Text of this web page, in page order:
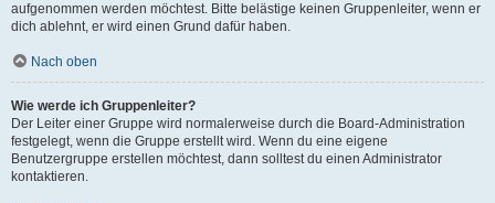
aufgenommen werden möchtest. Bitte belästige keinen Gruppenleiter, wenn er
dich ablehnt, er wird einen Grund dafür haben.
Nach oben
Wie werde ich Gruppenleiter?
Der Leiter einer Gruppe wird normalerweise durch die Board-Administration
festgelegt, wenn die Gruppe erstellt wird. Wenn du eine eigene
Benutzergruppe erstellen möchtest, dann solltest du einen Administrator
kontaktieren.